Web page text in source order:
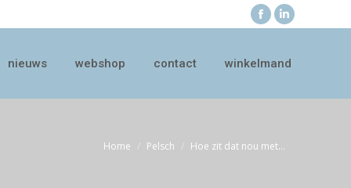
Facebook
opens
Linkedin
opens
nieuws webshop contact winkelmand
Je bent hier:
Home Pelsch Hoe zit dat nou met…